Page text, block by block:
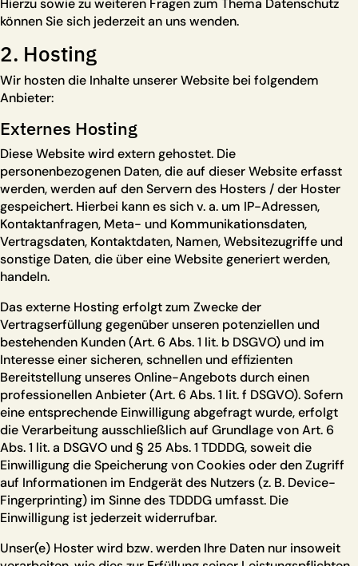
Hierzu sowie zu weiteren Fragen zum Thema Datenschutz
können Sie sich jederzeit an uns wenden.
2. Hosting
Wir hosten die Inhalte unserer Website bei folgendem
Anbieter:
Externes Hosting
Diese Website wird extern gehostet. Die
personenbezogenen Daten, die auf dieser Website erfasst
werden, werden auf den Servern des Hosters / der Hoster
gespeichert. Hierbei kann es sich v. a. um IP-Adressen,
Kontaktanfragen, Meta- und Kommunikationsdaten,
Vertragsdaten, Kontaktdaten, Namen, Websitezugriffe und
sonstige Daten, die über eine Website generiert werden,
handeln.
Das externe Hosting erfolgt zum Zwecke der
Vertragserfüllung gegenüber unseren potenziellen und
bestehenden Kunden (Art. 6 Abs. 1 lit. b DSGVO) und im
Interesse einer sicheren, schnellen und effizienten
Bereitstellung unseres Online-Angebots durch einen
professionellen Anbieter (Art. 6 Abs. 1 lit. f DSGVO). Sofern
eine entsprechende Einwilligung abgefragt wurde, erfolgt
die Verarbeitung ausschließlich auf Grundlage von Art. 6
Abs. 1 lit. a DSGVO und § 25 Abs. 1 TDDDG, soweit die
Einwilligung die Speicherung von Cookies oder den Zugriff
auf Informationen im Endgerät des Nutzers (z. B. Device-
Fingerprinting) im Sinne des TDDDG umfasst. Die
Einwilligung ist jederzeit widerrufbar.
Unser(e) Hoster wird bzw. werden Ihre Daten nur insoweit